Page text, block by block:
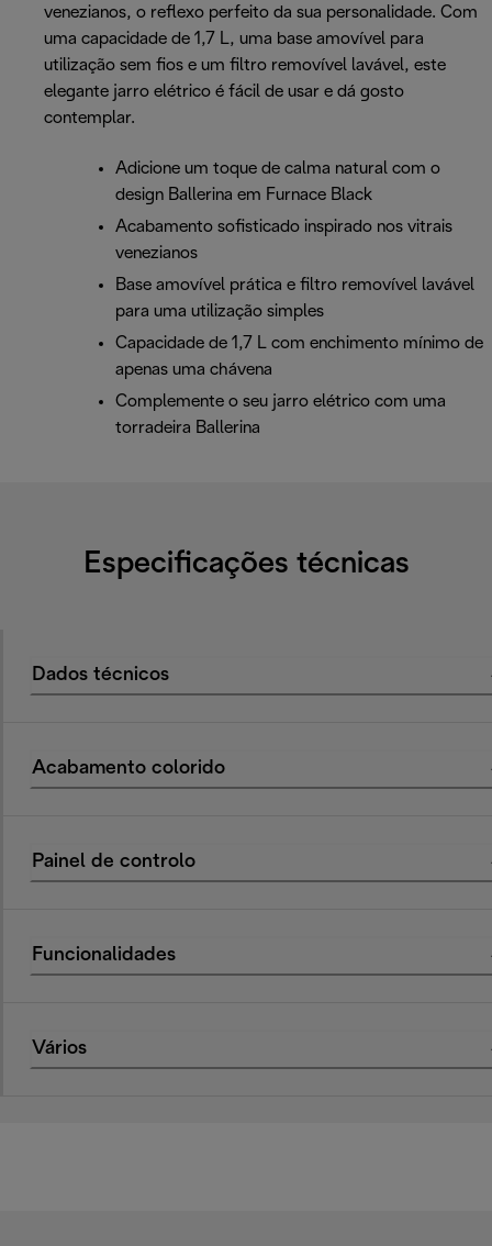
venezianos, o reflexo perfeito da sua personalidade. Com
uma capacidade de 1,7 L, uma base amovível para
utilização sem fios e um filtro removível lavável, este
elegante jarro elétrico é fácil de usar e dá gosto
contemplar.
Adicione um toque de calma natural com o
design Ballerina em Furnace Black
Acabamento sofisticado inspirado nos vitrais
venezianos
Base amovível prática e filtro removível lavável
para uma utilização simples
Capacidade de 1,7 L com enchimento mínimo de
apenas uma chávena
Complemente o seu jarro elétrico com uma
torradeira Ballerina
Especificações técnicas
Dados técnicos
Acabamento colorido
Painel de controlo
Funcionalidades
Vários